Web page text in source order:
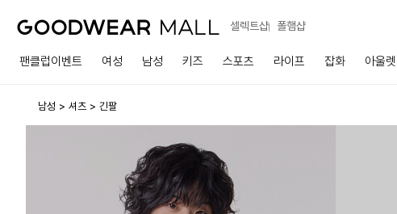
셀렉트샵 폴햄샵
팬클럽이벤트 여성 남성 키즈 스포츠 라이프 잡화 아울렛
남성 셔츠 긴팔